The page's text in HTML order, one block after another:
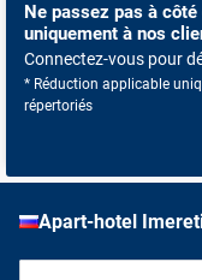
Ne passez pas à côté
uniquement à nos
Connectez-vous pour
* Réduction applicable
répertoriés
Apart-hotel